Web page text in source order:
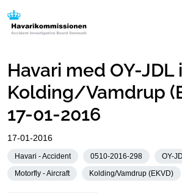
Havari med OY-JDL i
Kolding/Vamdrup
17-01-2016
17-01-2016
Havari - Accident 0510-2016-298
OY-
Motorfly - Aircraft
Kolding/Vamdrup (EKVD)